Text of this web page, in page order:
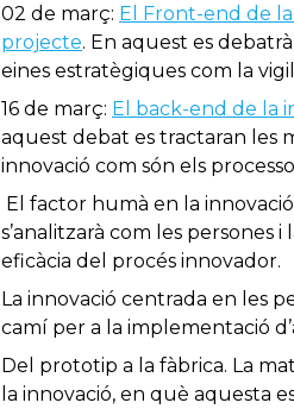
02 de març: El Front-end de la
projecte. En aquest es
eines estratègiques com la
16 de març: El back-end de la
aquest debat es tractaran les
innovació com són els
El factor humà en la
s’analitzarà com les persones
eficàcia del procés innovador.
La innovació centrada en les
camí per a la implementació
Del prototip a la fàbrica. La
la innovació, en què aquesta